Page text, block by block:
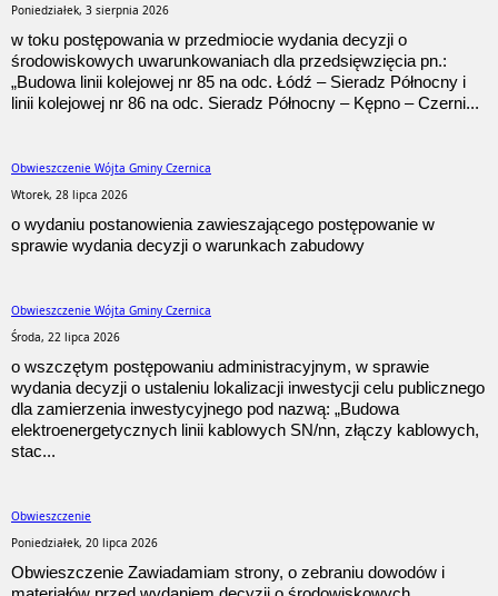
Poniedziałek, 3 sierpnia 2026
w toku postępowania w przedmiocie wydania decyzji o
środowiskowych uwarunkowaniach dla przedsięwzięcia pn.:
„Budowa linii kolejowej nr 85 na odc. Łódź – Sieradz Północny i
linii kolejowej nr 86 na odc. Sieradz Północny – Kępno – Czerni...
Obwieszczenie Wójta Gminy Czernica
Wtorek, 28 lipca 2026
o wydaniu postanowienia zawieszającego postępowanie w
sprawie wydania decyzji o warunkach zabudowy
Obwieszczenie Wójta Gminy Czernica
Środa, 22 lipca 2026
o wszczętym postępowaniu administracyjnym, w sprawie
wydania decyzji o ustaleniu lokalizacji inwestycji celu publicznego
dla zamierzenia inwestycyjnego pod nazwą: „Budowa
elektroenergetycznych linii kablowych SN/nn, złączy kablowych,
stac...
Obwieszczenie
Poniedziałek, 20 lipca 2026
Obwieszczenie Zawiadamiam strony, o zebraniu dowodów i